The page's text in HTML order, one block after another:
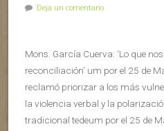
Deja un comentario
Mons. García Cuerva: ‘Lo que
reconciliación’ um por el 25 de
reclamó priorizar a los más
la violencia verbal y la
tradicional tedeum por el 25 de